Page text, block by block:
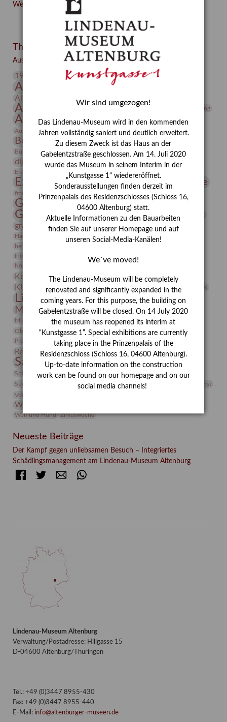
Weiterlesen …
Kampf
unliebsamen
Besuch
Integriertes
Schädlingsmanagement
Lindenau-
Altenburg
Themen
Ausgewählte Auszeichnungen zurücksetzen
19. Jahrhundert 20. Jahrhundert
Altenburg
Altenburger Museen
Altenburger Praxisjahr Altenburger Schlossberg
Antike Archäologie Asta Gröting
Ausstellung
Ausstellung "Berliner Blätter"
Ausstellung „Vier Winde“
Bauhaus Berlin in den Zwanziger Jahren
Bernhard August von Lindenau Bibliothek
Burg Posterstein Conrad Felixmüller Depot Der Blaue Reiter
digitallabor Entartete Kunst
Enteignung
Erdmann Julius Dietrich
Erlebnisportal estrusker
Expressionismus Festrede Florenz Fotografie
frauen Frauen in der Antike und heute
Gerhard-Altenbourg-Preis
Gerhard Altenbourg
Gerhard Kurt Müller
Grafik
grafische sammlung griechische Mythologie
Hanns-Conon von der Gabelentz Heinrich Kirchhoff Heldinnen
herman de vries
Integriertes Schädlingsmanagement
Jahresempfang
Kolosseum
Kunstmuseum Kunstvermittlung Kunst von Kühl
KUNSTWAND Kurs Künstler Künstlerin Lehmbruck
Lindenau-Museum Marstall Messeakademie
Museumsgeschichte Museumsnacht
Museumspädagogik Mäzen Napoleon Natur
Neue Remise
Objekt im Fokus
Paul Klee Peter Schnürpel Phelloplastik
Pohlhof
Provenienz
Provenienzforschung
Restaurierung Restitution Rudi Lesser Ruth Wolf-Rehfeld
Sammlung Samstagszeichner Skulptur
Sonderausstellung
Sphinx
studio Studio Bildende Kunst
studioDIGITAL
Suermondt-Ludwig-Museum
Vermittlung
Videokunst
Volontariat
Werkbetrachtung
Wolf und Hund
Zirkuswoche
Neueste Beiträge
Der Kampf gegen unliebsamen Besuch – Integriertes
Schädlingsmanagement am Lindenau-Museum Altenburg
FacebookTwitter E-mail
Lindenau-Museum Altenburg
Verwaltung/Postadresse: Hillgasse 15
D-04600 Altenburg/Thüringen
Tel.: +49 (0)3447 8955-430
Fax: +49 (0)3447 8955-440
E-Mail: info@altenburger-museen.de
Wir sind umgezogen!
Das Lindenau-Museum wird in den kommenden
Jahren vollständig saniert und deutlich erweitert.
Zu diesem Zweck ist das Haus an der
Gabelentzstraße geschlossen. Am 14. Juli 2020
wurde das Museum in seinem Interim in der
„Kunstgasse 1“ wiedereröffnet.
Sonderausstellungen finden derzeit im
Prinzenpalais des Residenzschlosses (Schloss 16,
04600 Altenburg) statt.
Aktuelle Informationen zu den Bauarbeiten
finden Sie auf unserer Homepage und auf
unseren Social-Media-Kanälen!
We´ve moved!
The Lindenau-Museum will be completely
renovated and significantly expanded in the
coming years. For this purpose, the building on
Gabelentzstraße will be closed. On 14 July 2020
the museum has reopened its interim at
“Kunstgasse 1”. Special exhibitions are currently
taking place in the Prinzenpalais of the
Residenzschloss (Schloss 16, 04600 Altenburg).
Up-to-date information on the construction
work can be found on our homepage and on our
social media channels!